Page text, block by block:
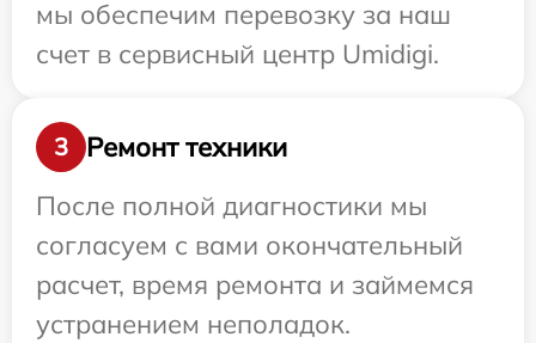
мы обеспечим перевозку за наш
счет в сервисный центр Umidigi.
3
Ремонт техники
После полной диагностики мы
согласуем с вами окончательный
расчет, время ремонта и займемся
устранением неполадок.